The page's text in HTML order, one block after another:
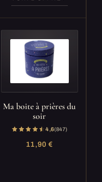
Ma boite à prières du
soir
4,6(847)
11,90 €